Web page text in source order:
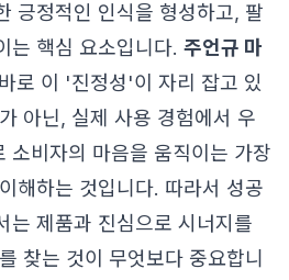
긍정적인 인식을 형성하고, 팔
는 핵심 요소입니다. 주언규 마
로 이 '진정성'이 자리 잡고 있
아닌, 실제 사용 경험에서 우
소비자의 마음을 움직이는 가장
해하는 것입니다. 따라서 성공
는 제품과 진심으로 시너지를
찾는 것이 무엇보다 중요합니